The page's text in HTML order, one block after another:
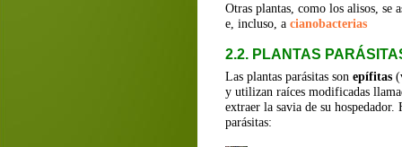
Otras plantas, como los alisos, se
e, incluso, a cianobacterias
2.2. PLANTAS
Las plantas parásitas son epífitas
y utilizan raíces modificadas
extraer la savia de su
parásitas: